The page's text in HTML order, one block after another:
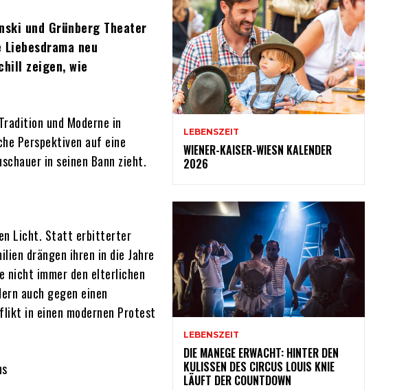
und Grünberg Theater
neu
zeigen, wie
und Moderne in
Perspektiven auf eine
in seinen Bann zieht.
Licht. Statt erbitterter
drängen ihren in die Jahre
nicht immer den elterlichen
auch gegen einen
in einen modernen Protest
LEBENSZEIT
WIENER-KAISER-WIESN KALENDER
2026
LEBENSZEIT
DIE MANEGE ERWACHT: HINTER DEN
KULISSEN DES CIRCUS LOUIS KNIE
LÄUFT DER COUNTDOWN